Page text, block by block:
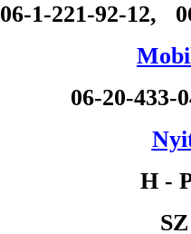
06-1-221-92-12,
06-20-
H -